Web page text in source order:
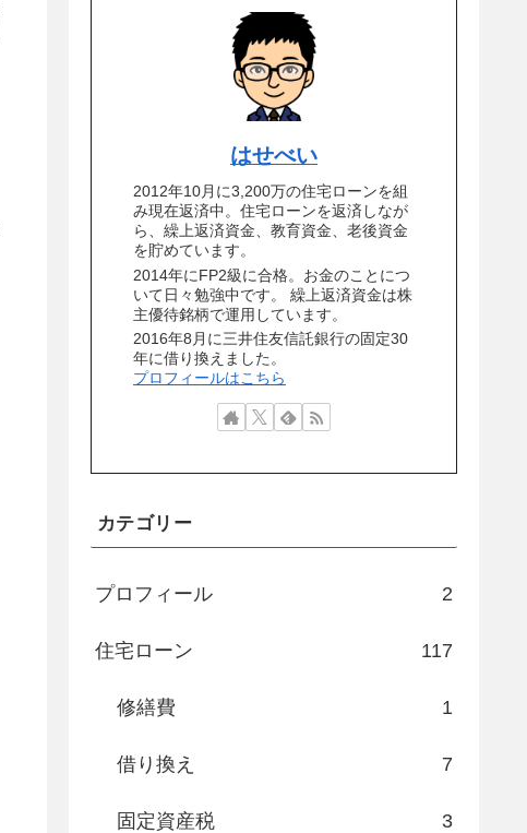
はせべい
2012年10月に3,200万の住宅ローンを組
み現在返済中。住宅ローンを返済しなが
ら、繰上返済資金、教育資金、老後資金
を貯めています。
2014年にFP2級に合格。お金のことにつ
いて日々勉強中です。 繰上返済資金は株
主優待銘柄で運用しています。
2016年8月に三井住友信託銀行の固定30
年に借り換えました。
プロフィールはこちら
カテゴリー
プロフィール 2
住宅ローン 117
修繕費 1
借り換え 7
固定資産税 3